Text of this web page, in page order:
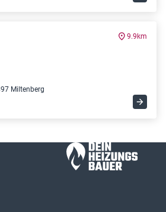
9.9km
Miltenberg